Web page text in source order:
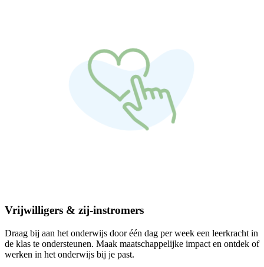
Vrijwilligers & zij-instromers
Draag bij aan het onderwijs door één dag per week een leerkracht in
de klas te ondersteunen. Maak maatschappelijke impact en ontdek of
werken in het onderwijs bij je past.